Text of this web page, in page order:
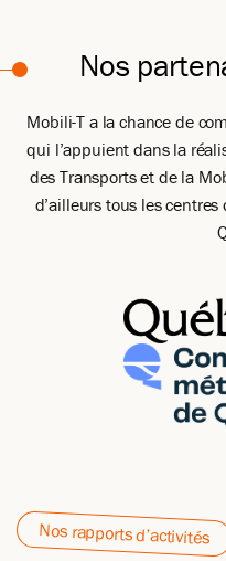
Nos
Mobili-T a la chance de
qui l’appuient dans la
des Transports et de la
d’ailleurs tous les
Nos rapports d’activités